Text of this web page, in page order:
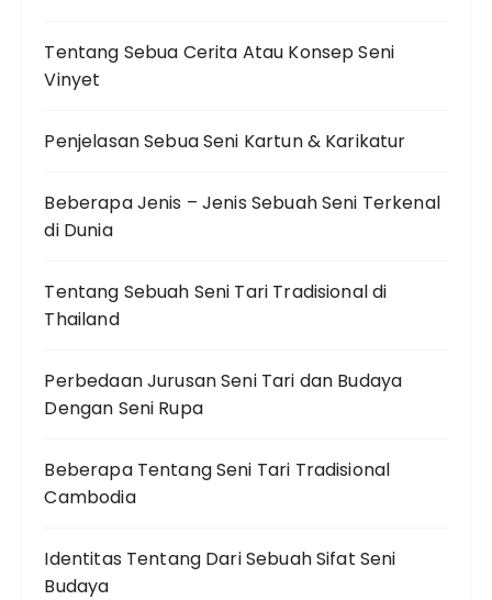
Tentang Sebua Cerita Atau Konsep Seni
Vinyet
Penjelasan Sebua Seni Kartun & Karikatur
Beberapa Jenis – Jenis Sebuah Seni Terkenal
di Dunia
Tentang Sebuah Seni Tari Tradisional di
Thailand
Perbedaan Jurusan Seni Tari dan Budaya
Dengan Seni Rupa
Beberapa Tentang Seni Tari Tradisional
Cambodia
Identitas Tentang Dari Sebuah Sifat Seni
Budaya